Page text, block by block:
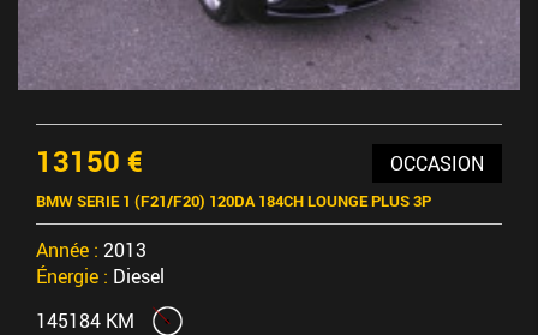
13150 € OCCASION
BMW SERIE 1 (F21/F20) 120DA 184CH LOUNGE PLUS 3P
Année : 2013
Énergie : Diesel
145184 KM